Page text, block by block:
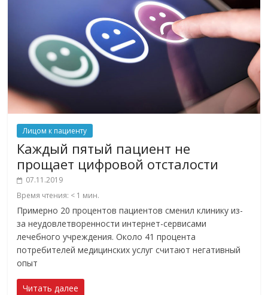
Лицом к пациенту
Каждый пятый пациент не
прощает цифровой отсталости
07.11.2019
Время чтения: < 1 мин.
Примерно 20 процентов пациентов сменил клинику из-
за неудовлетворенности интернет-сервисами
лечебного учреждения. Около 41 процента
потребителей медицинских услуг считают негативный
опыт
Читать далее